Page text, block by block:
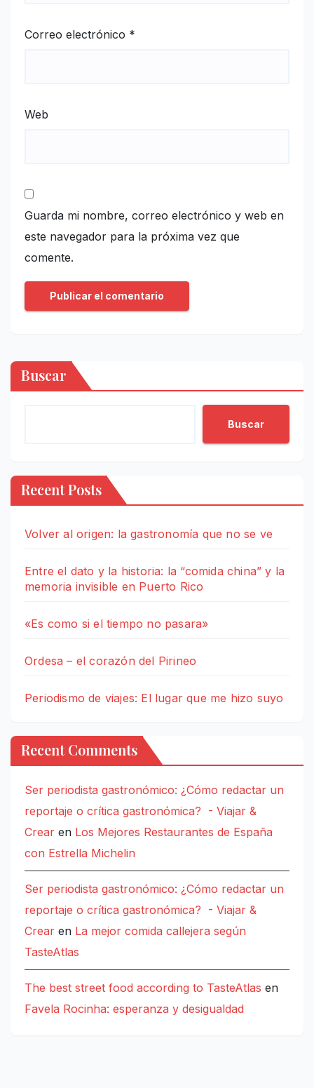
Correo electrónico *
Web
Guarda mi nombre, correo electrónico y web en
este navegador para la próxima vez que
comente.
Buscar
Buscar
Recent Posts
Volver al origen: la gastronomía que no se ve
Entre el dato y la historia: la “comida china” y la
memoria invisible en Puerto Rico
«Es como si el tiempo no pasara»
Ordesa – el corazón del Pirineo
Periodismo de viajes: El lugar que me hizo suyo
Recent Comments
Ser periodista gastronómico: ¿Cómo redactar un
reportaje o crítica gastronómica? - Viajar &
Crear en Los Mejores Restaurantes de España
con Estrella Michelin
Ser periodista gastronómico: ¿Cómo redactar un
reportaje o crítica gastronómica? - Viajar &
Crear en La mejor comida callejera según
TasteAtlas
The best street food according to TasteAtlas en
Favela Rocinha: esperanza y desigualdad